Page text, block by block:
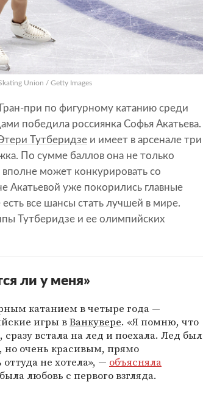
Union / Getty Images
при по фигурному катанию среди
победила россиянка Софья Акатьева.
Тутберидзе и имеет в арсенале три
По сумме баллов она не только
может конкурировать со
Акатьевой уже покорились главные
все шансы стать лучшей в мире.
Тутберидзе и ее олимпийских
ли у меня»
катанием в четыре года —
игры вВанкувере. «Я помню, что
встала на лед и поехала. Лед был
но очень красивым, прямо
не хотела», — объясняла
любовь с первого взгляда.